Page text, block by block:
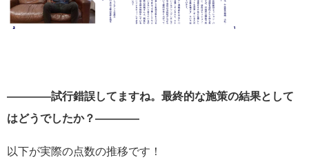
――――試行錯誤してますね。最終的な施策の結果として
はどうでしたか？――――
以下が実際の点数の推移です！